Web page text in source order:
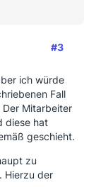
#3
ich würde
Fall
Mitarbeiter
diese hat
geschieht.
zu
Hierzu der